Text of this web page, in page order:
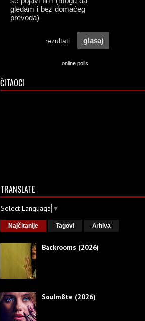
online polls
ČITAOCI
TRANSLATE
Select Language ▼
Najčitanije Tagovi Arhiva
Backrooms (2026)
Soulm8te (2026)